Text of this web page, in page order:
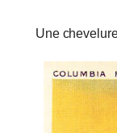
Une